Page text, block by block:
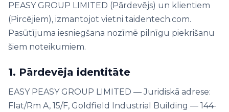
PEASY GROUP LIMITED (Pārdevējs) un klientiem
(Pircējiem), izmantojot vietni taidentech.com.
Pasūtījuma iesniegšana nozīmē pilnīgu piekrišanu
šiem noteikumiem.
1. Pārdevēja identitāte
EASY PEASY GROUP LIMITED — Juridiskā adrese:
Flat/Rm A, 15/F, Goldfield Industrial Building — 144-